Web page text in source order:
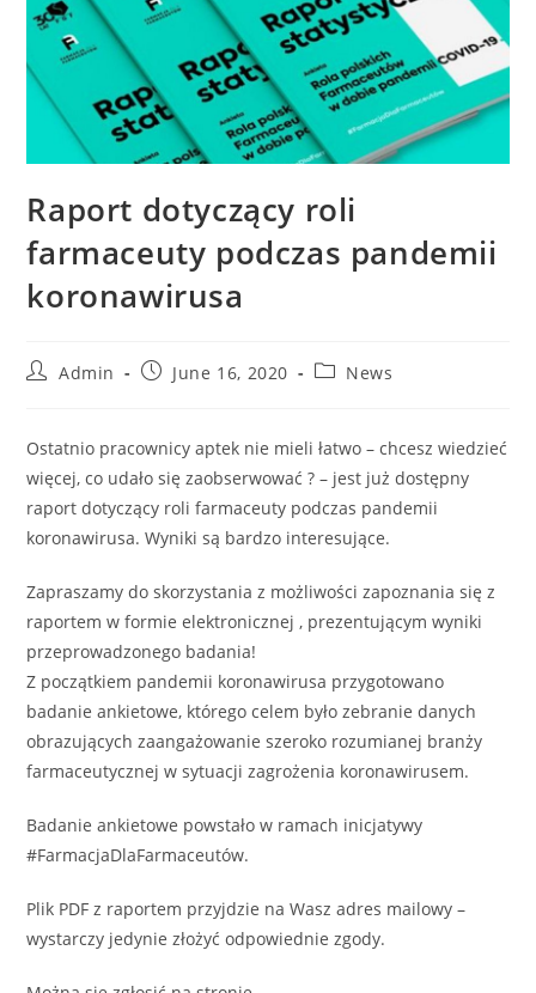
Raport dotyczący roli
farmaceuty podczas pandemii
koronawirusa
Admin June 16, 2020 News
Ostatnio pracownicy aptek nie mieli łatwo – chcesz wiedzieć
więcej, co udało się zaobserwować ? – jest już dostępny
raport dotyczący roli farmaceuty podczas pandemii
koronawirusa. Wyniki są bardzo interesujące.
Zapraszamy do skorzystania z możliwości zapoznania się z
raportem w formie elektronicznej , prezentującym wyniki
przeprowadzonego badania!
Z początkiem pandemii koronawirusa przygotowano
badanie ankietowe, którego celem było zebranie danych
obrazujących zaangażowanie szeroko rozumianej branży
farmaceutycznej w sytuacji zagrożenia koronawirusem.
Badanie ankietowe powstało w ramach inicjatywy
#FarmacjaDlaFarmaceutów.
Plik PDF z raportem przyjdzie na Wasz adres mailowy –
wystarczy jedynie złożyć odpowiednie zgody.